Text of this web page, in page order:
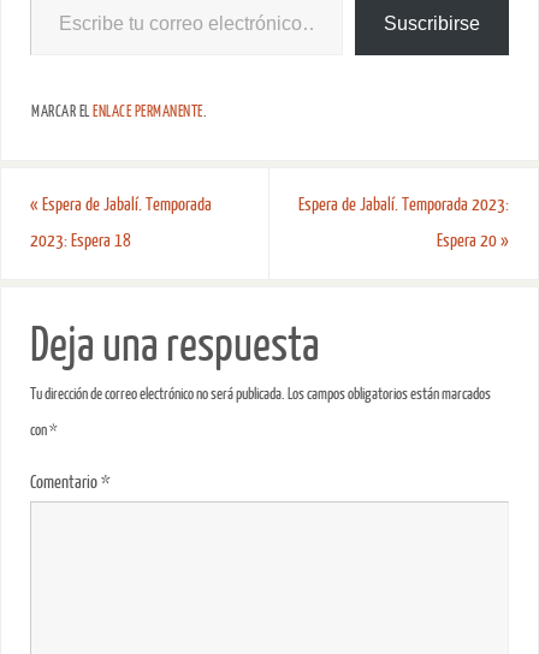
Suscribirse
MARCAR EL ENLACE PERMANENTE.
« Espera de Jabalí. Temporada
2023: Espera 18
Espera de Jabalí. Temporada 2023:
Espera 20»
Deja una respuesta
Tu dirección de correo electrónico no será publicada. Los campos obligatorios están marcados
con*
Comentario*